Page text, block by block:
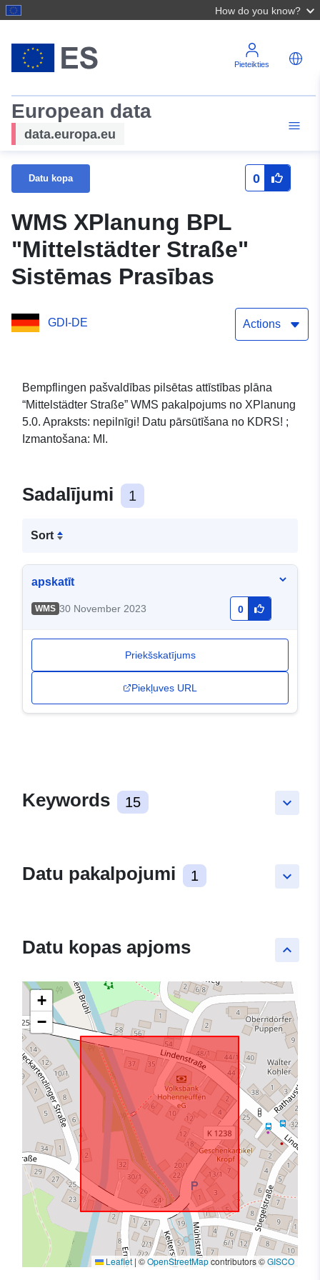
How do you know?
Pieteikties
European data
data.europa.eu
Datu kopa 0
WMS XPlanung BPL
"Mittelstädter Straße"
Sistēmas Prasības
GDI-DE Actions
Bempflingen pašvaldības pilsētas attīstības plāna
“Mittelstädter Straße” WMS pakalpojums no XPlanung
5.0. Apraksts: nepilnīgi! Datu pārsūtīšana no KDRS! ;
Izmantošana: MI.
Sadalījumi 1
Sort
apskatīt
WMS 30 November 2023 0
Priekšskatījums
Piekļuves URL
keyboard_arrow_down
Keywords 15
keyboard_arrow_down
Datu pakalpojumi 1
keyboard_arrow_up
Datu kopas apjoms
+
−
Leaflet | ©OpenStreetMapcontributors ©GISCO